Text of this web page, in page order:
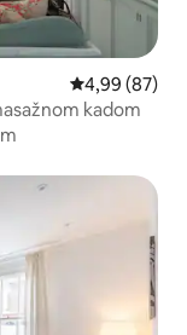
Prosječna
4,99 (87)
kadom